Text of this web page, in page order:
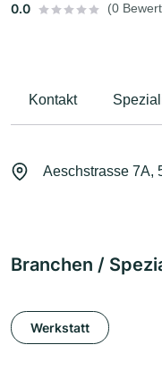
0.0 (0
Kontakt
Aeschstrasse 7A,
Branchen /
Werkstatt